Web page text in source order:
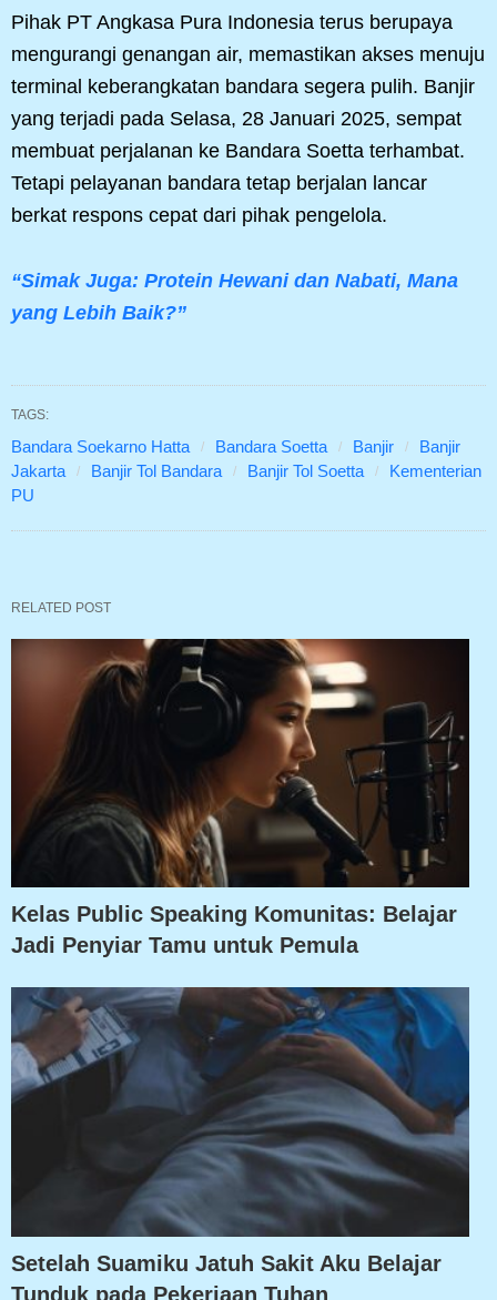
Pihak PT Angkasa Pura Indonesia terus berupaya
mengurangi genangan air, memastikan akses menuju
terminal keberangkatan bandara segera pulih. Banjir
yang terjadi pada Selasa, 28 Januari 2025, sempat
membuat perjalanan ke Bandara Soetta terhambat.
Tetapi pelayanan bandara tetap berjalan lancar
berkat respons cepat dari pihak pengelola.
“Simak Juga: Protein Hewani dan Nabati, Mana
yang Lebih Baik?”
TAGS:
Bandara Soekarno Hatta Bandara Soetta Banjir
Banjir
Jakarta
Banjir Tol Bandara Banjir Tol Soetta
Kementerian
PU
RELATED POST
Kelas Public Speaking Komunitas: Belajar
Jadi Penyiar Tamu untuk Pemula
Setelah Suamiku Jatuh Sakit Aku Belajar
Tunduk pada Pekerjaan Tuhan